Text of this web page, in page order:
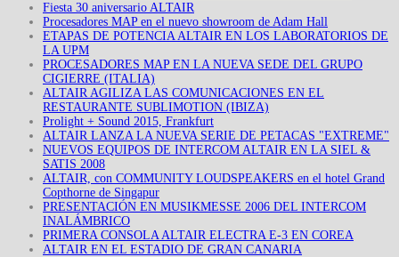
Fiesta 30 aniversario ALTAIR
Procesadores MAP en el nuevo showroom de Adam Hall
ETAPAS DE POTENCIA ALTAIR EN LOS LABORATORIOS DE
LA UPM
PROCESADORES MAP EN LA NUEVA SEDE DEL GRUPO
CIGIERRE (ITALIA)
ALTAIR AGILIZA LAS COMUNICACIONES EN EL
RESTAURANTE SUBLIMOTION (IBIZA)
Prolight + Sound 2015, Frankfurt
ALTAIR LANZA LA NUEVA SERIE DE PETACAS "EXTREME"
NUEVOS EQUIPOS DE INTERCOM ALTAIR EN LA SIEL &
SATIS 2008
ALTAIR, con COMMUNITY LOUDSPEAKERS en el hotel Grand
Copthorne de Singapur
PRESENTACIÓN EN MUSIKMESSE 2006 DEL INTERCOM
INALÁMBRICO
PRIMERA CONSOLA ALTAIR ELECTRA E-3 EN COREA
ALTAIR EN EL ESTADIO DE GRAN CANARIA